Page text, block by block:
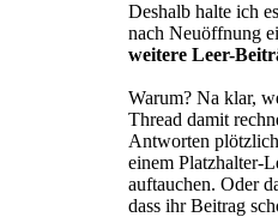
Deshalb halte ich
nach Neuöffnung
weitere Leer-
Warum? Na klar,
Thread damit
Antworten
einem Platzhalter-
auftauchen. Oder
dass ihr Beitrag